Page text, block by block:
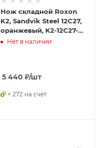
Нож складной Roxon
K2, Sandvik Steel 12C27,
оранжевый, K2-12C27-
ORНет в наличии
5 440 ₽/шт
+ 272 на счет